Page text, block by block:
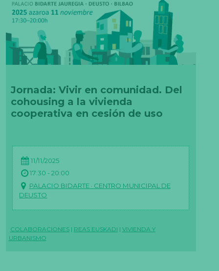
Jornada: Vivir en comunidad. Del
cohousing a la vivienda
cooperativa en cesión de uso
11/11/2025
17:30 - 20:00
PALACIO BIDARTE · CENTRO MUNICIPAL DE
DEUSTO
COLABORACIONES | REAS EUSKADI | VIVIENDA Y
URBANISMO